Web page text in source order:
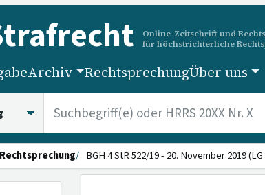
Online-Zeitschrift und
für höchstrichterliche
Archiv RechtsprechungÜber uns
Rechtsprechung BGH 4 StR 522/19 - 20. November 2019